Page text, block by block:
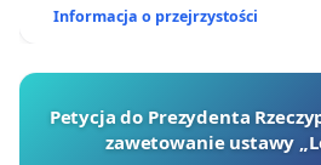
Informacja o przejrzystości
Petycja do Prezydenta
zawetowanie ustawy